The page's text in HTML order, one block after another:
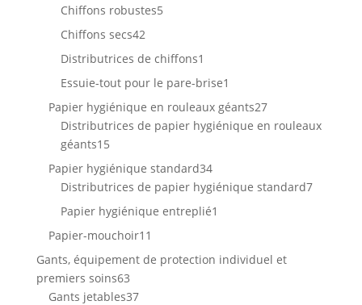
Chiffons robustes55
Chiffons secs4242
produits
Distributrices de chiffons1
produit
Essuie-tout pour le pare-brise1
produit
Papier hygiénique en rouleaux géants2727
produits
Distributrices de papier hygiénique en rouleaux
géants1515
produits
Papier hygiénique standard3434
produits
Distributrices de papier hygiénique standard77
Papier hygiénique entreplié1
Papier-mouchoir11
produits
Gants, équipement de protection individuel et
premiers soins6363
produits
Gants jetables3737